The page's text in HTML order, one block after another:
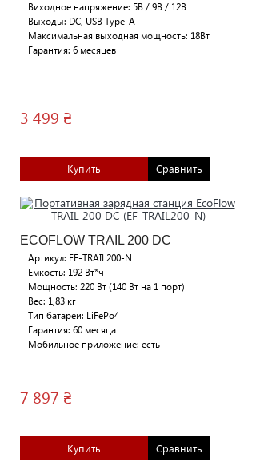
Виходное напряжение: 5В / 9В / 12В
Выходы: DC, USB Type-A
Максимальная выходная мощность: 18Вт
Гарантия: 6 месяцев
3 499 ₴
Купить Сравнить
ECOFLOW TRAIL 200 DC
Артикул: EF-TRAIL200-N
Емкость: 192 Вт*ч
Мощность: 220 Вт (140 Вт на 1 порт)
Вес: 1,83 кг
Тип батареи: LiFePo4
Гарантия: 60 месяца
Мобильное приложение: есть
7 897 ₴
Купить Сравнить